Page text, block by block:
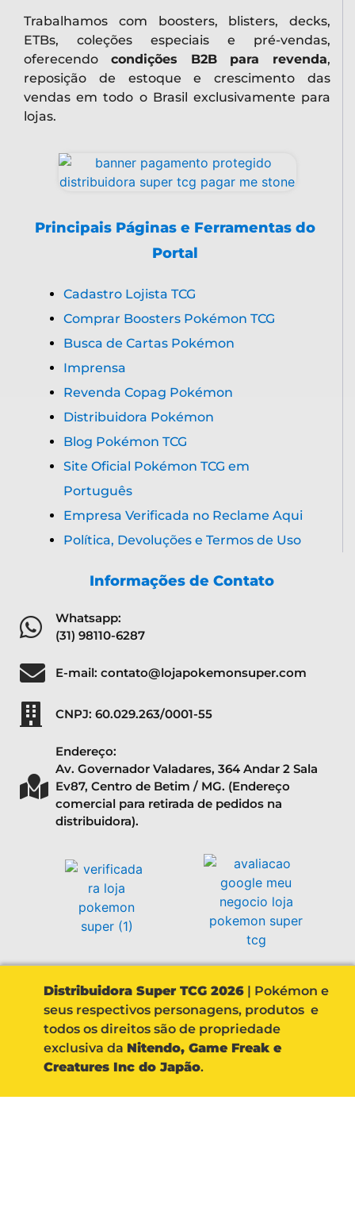
Trabalhamos com boosters, blisters, decks,
ETBs, coleções especiais e pré-vendas,
oferecendo condições B2B para revenda,
reposição de estoque e crescimento das
vendas em todo o Brasil exclusivamente para
lojas.
Principais Páginas e Ferramentas do
Portal
Cadastro Lojista TCG
Comprar Boosters Pokémon TCG
Busca de Cartas Pokémon
Imprensa
Revenda Copag Pokémon
Distribuidora Pokémon
Blog Pokémon TCG
Site Oficial Pokémon TCG em
Português
Empresa Verificada no Reclame Aqui
Política, Devoluções e Termos de Uso
Informações de Contato
Whatsapp:
(31) 98110-6287
E-mail: contato@lojapokemonsuper.com
CNPJ: 60.029.263/0001-55
Endereço:
Av. Governador Valadares, 364 Andar 2 Sala
Ev87, Centro de Betim / MG. (Endereço
comercial para retirada de pedidos na
distribuidora).
Distribuidora Super TCG 2026 | Pokémon e
seus respectivos personagens, produtos e
todos os direitos são de propriedade
exclusiva da Nitendo, Game Freak e
Creatures Inc do Japão.